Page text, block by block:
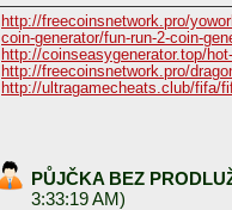
http://freecoinsnetwork.pro/
coin-generator/fun-run-2-coin-
http://coinseasygenerator.top/
http://freecoinsnetwork.pro/
http://ultragamecheats.club/fifa/
PŮJČKA BEZ
3:33:19 AM)